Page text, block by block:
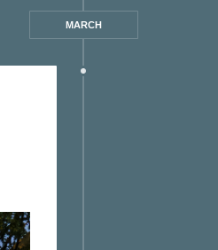
MARCH